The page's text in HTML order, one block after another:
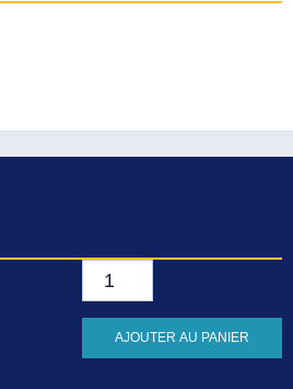
quantité de Fiche
AJOUTER AU PANIER